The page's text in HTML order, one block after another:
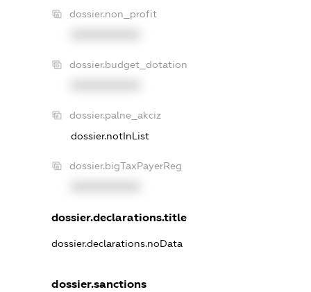
dossier.non_profit
dossier.budget_dotation
dossier.palne_akciz
dossier.notInList
dossier.bigTaxPayerReg
dossier.declarations.title
dossier.declarations.noData
dossier.sanctions